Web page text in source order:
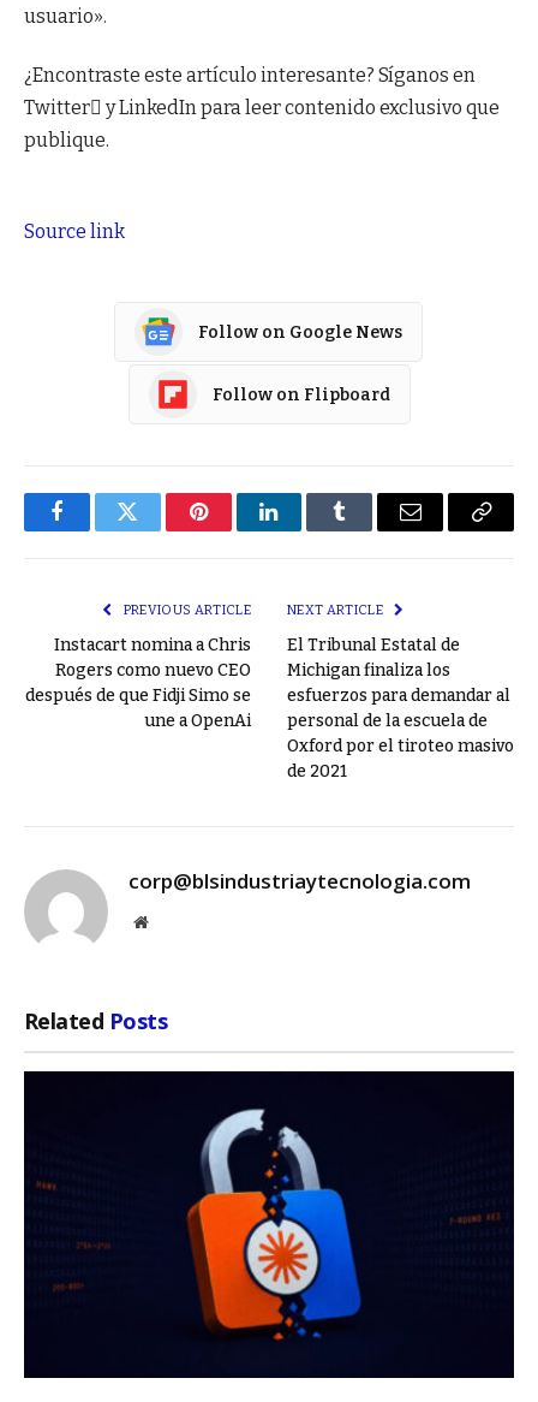
usuario».
¿Encontraste este artículo interesante? Síganos en
Twitter y LinkedIn para leer contenido exclusivo que
publique.
Source link
Follow on Google News
Follow on Flipboard
FacebookTwitter PinterestLinkedInTumblr Email
Copy
PREVIOUS ARTICLE
Instacart nomina a Chris
Rogers como nuevo CEO
después de que Fidji Simo se
une a OpenAi
NEXT ARTICLE
El Tribunal Estatal de
Michigan finaliza los
esfuerzos para demandar al
personal de la escuela de
Oxford por el tiroteo masivo
de 2021
corp@blsindustriaytecnologia.com
Website
Related Posts